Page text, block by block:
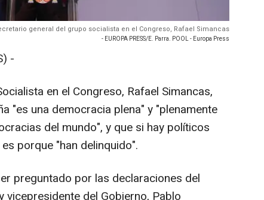
general del grupo socialista en el Congreso, Rafael Simancas
- EUROPA PRESS/E. Parra. POOL - Europa Press
-
en el Congreso, Rafael Simancas,
"es una democracia plena" y "plenamente
del mundo", y que si hay políticos
porque "han delinquido".
preguntado por las declaraciones del
del Gobierno, Pablo